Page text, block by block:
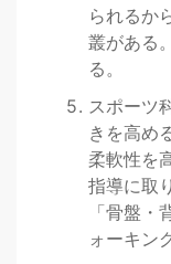
られるか
叢がある
る。
スポーツ
きを高め
柔軟性を
指導に取
「骨盤
ォーキン